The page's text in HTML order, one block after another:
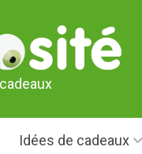
Idées de cadeaux